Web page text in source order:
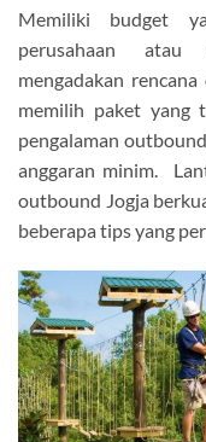
Memiliki budget
perusahaan atau
mengadakan
memilih paket yang
pengalaman
anggaran minim.
outbound Jogja
beberapa tips yang